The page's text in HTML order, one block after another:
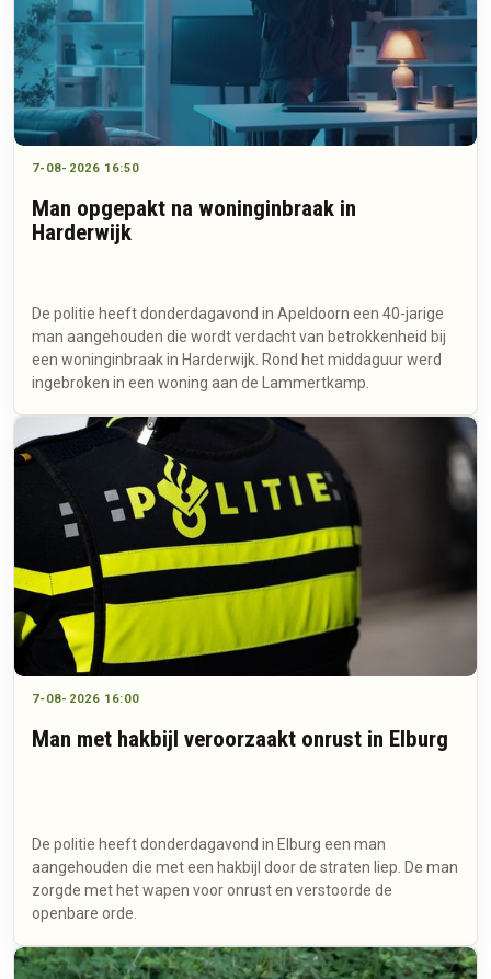
7-08-2026 16:50
Man opgepakt na woninginbraak in
Harderwijk
De politie heeft donderdagavond in Apeldoorn een 40-jarige
man aangehouden die wordt verdacht van betrokkenheid bij
een woninginbraak in Harderwijk. Rond het middaguur werd
ingebroken in een woning aan de Lammertkamp.
7-08-2026 16:00
Man met hakbijl veroorzaakt onrust in Elburg
De politie heeft donderdagavond in Elburg een man
aangehouden die met een hakbijl door de straten liep. De man
zorgde met het wapen voor onrust en verstoorde de
openbare orde.